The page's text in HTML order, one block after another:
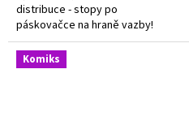
distribuce - stopy po
páskovačce na hraně vazby!
Stan Lee, Jack Kirby -
celobarevný dobový komiks o
začátcích Fantastic Four.
Komiks